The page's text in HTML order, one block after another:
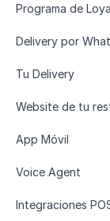
Programa de
Delivery por
Tu Delivery
Website de tu
App Móvil
Voice Agent
Integraciones